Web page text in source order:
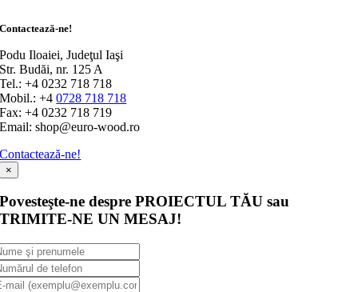
Contactează-ne!
Podu Iloaiei, Judeţul Iaşi
Str. Budăi, nr. 125 A
Tel.: +4 0232 718 718
Mobil.: +40728 718 718
Fax: +4 0232 718 719
Email: shop@euro-wood.ro
Contactează-ne!
×
Povesteşte-ne despre PROIECTUL TĂU sau
TRIMITE-NE UN MESAJ!